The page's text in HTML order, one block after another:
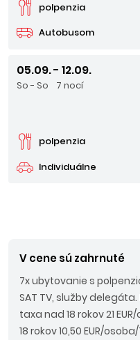
Autobusom
polpenzia
05.09. - 12.09.
So - So 7 nocí
Individuálne
polpenzia
V cene sú zahrnuté
7x ubytovanie s
SAT TV, služby delegáta.
taxa nad 18 rokov 21
18 rokov 10,50 EUR/